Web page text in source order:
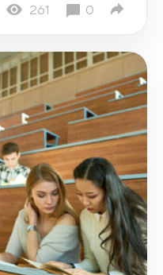
261 0